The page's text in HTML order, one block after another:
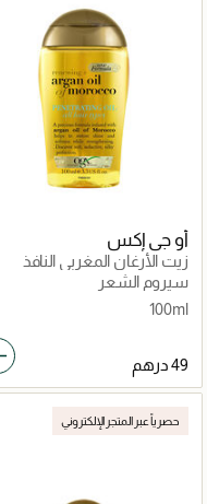
أو جي إكس
زيت الأرغان المغربي النافذ
سيروم الشعر
100ml
حصرياً عبر المتجر الإلكتروني